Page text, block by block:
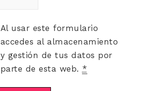
Al usar este formulario
accedes al almacenamiento
y gestión de tus datos por
parte de esta web. *